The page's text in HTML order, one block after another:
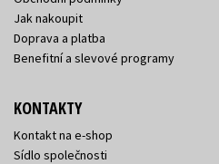
Jak nakoupit
Doprava a platba
Benefitní a slevové programy
KONTAKTY
Kontakt na e-shop
Sídlo společnosti